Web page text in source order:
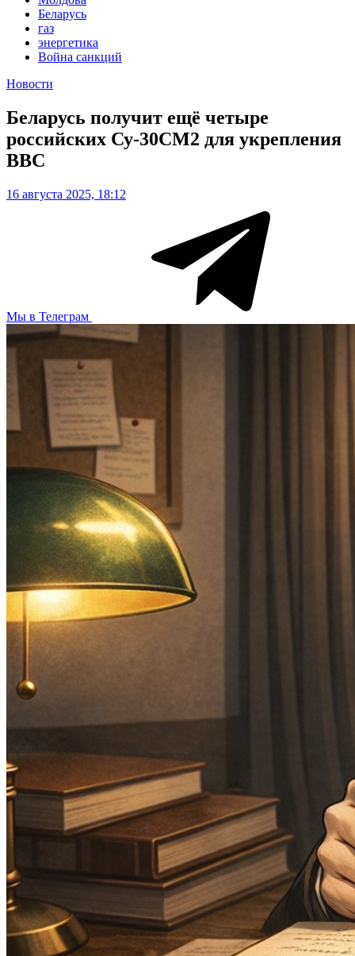
Беларусь
газ
энергетика
Война санкций
Новости
Беларусь получит ещё четыре
российских Су-30СМ2 для укрепления
ВВС
16 августа 2025, 18:12
Мы в Телеграм